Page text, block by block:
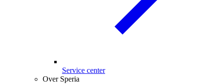
Service center
Over Speria